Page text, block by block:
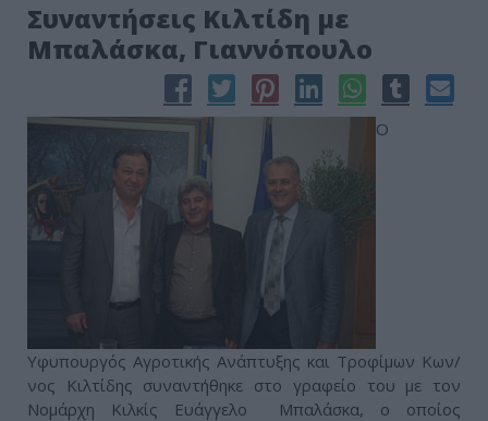
Συναντήσεις Κιλτίδη με
Μπαλάσκα, Γιαννόπουλο
Ο
Υφυπουργός Αγροτικής Ανάπτυξης και Τροφίμων Κων/
νος Κιλτίδης συναντήθηκε στο γραφείο του με τον
Νομάρχη Κιλκίς Ευάγγελο Μπαλάσκα, ο οποίος